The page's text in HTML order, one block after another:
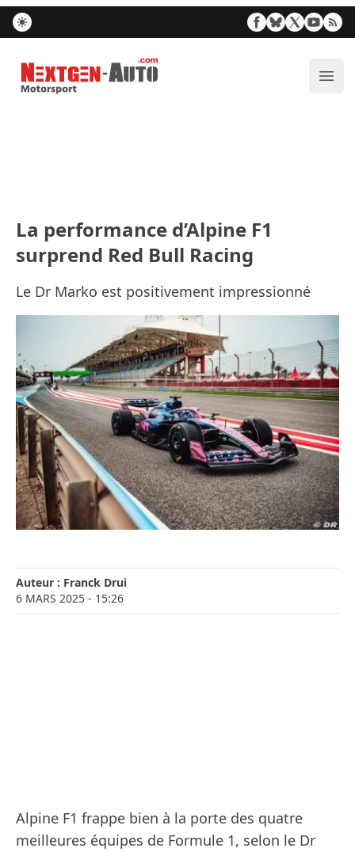
Nextgen-Auto.com
La performance d’Alpine F1
surprend Red Bull Racing
Le Dr Marko est positivement impressionné
Auteur : Franck Drui
6 MARS 2025 - 15:26
Alpine F1 frappe bien à la porte des quatre
meilleures équipes de Formule 1, selon le Dr